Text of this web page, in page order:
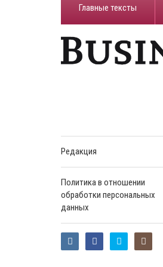
Главные тексты
Редакция
Политика в отношении
обработки персональных
данных